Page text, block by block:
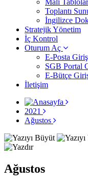
Toplantı
İngilizce
Stratejik Yönetim
İç Kontrol
Oturum Aç
E-Posta Giriş
SGB Portal
E-Bütçe
İletişim
2021
Ağustos
Ağustos